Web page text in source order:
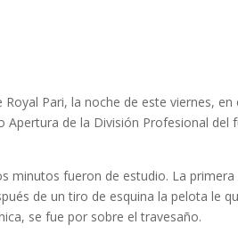
Pari, la noche de este viernes, en
Apertura de la División Profesional del
minutos fueron de estudio. La primera
de un tiro de esquina la pelota le
se fue por sobre el travesaño.